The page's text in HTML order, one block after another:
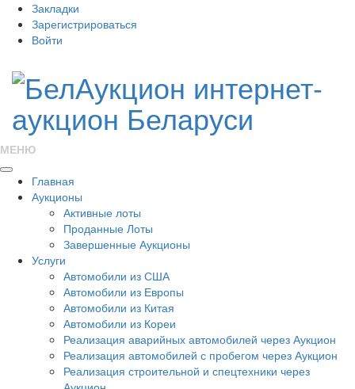
Закладки
Зарегистрироваться
Войти
МЕНЮ
Главная
Аукционы
Активные лоты
Проданные Лоты
Завершенные Аукционы
Услуги
Автомобили из США
Автомобили из Европы
Автомобили из Китая
Автомобили из Кореи
Реализация аварийных автомобилей через Аукцион
Реализация автомобилей с пробегом через Аукцион
Реализация строительной и спецтехники через